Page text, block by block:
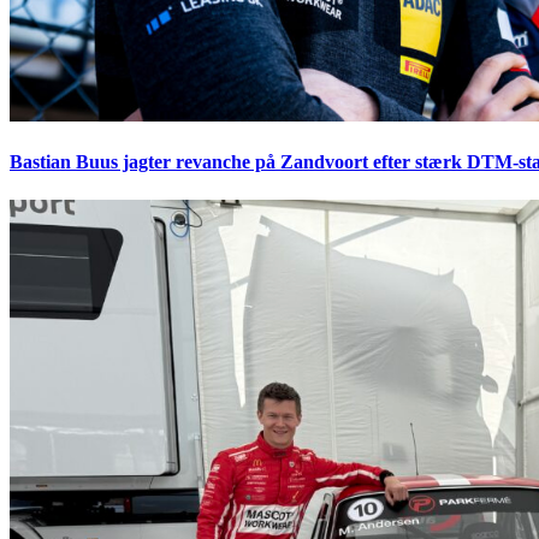
Bastian Buus jagter revanche på Zandvoort efter stærk DTM-